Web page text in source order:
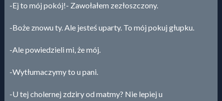
-Ej to mój pokój!- Zawołałem zezłoszczony.
-Boże znowu ty. Ale jesteś uparty. To mój pokuj głupku.
-Ale powiedzieli mi, że mój.
-Wytłumaczymy to u pani.
-U tej cholernej zdziry od matmy? Nie lepiej u